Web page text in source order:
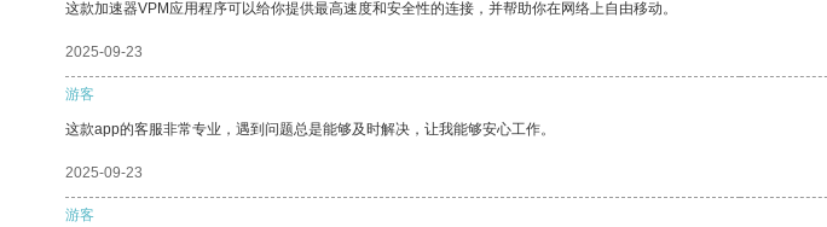
这款加速器VPM应用程序可以给你提供最高速度和安全性的连接，并帮助你在网络上自由移动。
2025-09-23
游客
这款app的客服非常专业，遇到问题总是能够及时解决，让我能够安心工作。
2025-09-23
游客